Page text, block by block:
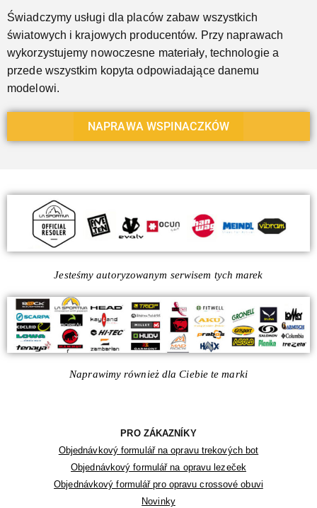
Świadczymy usługi dla placów zabaw wszystkich
światowych i krajowych producentów. Przy naprawach
wykorzystujemy nowoczesne materiały, technologie a
przede wszystkim kopyta odpowiadające danemu
modelowi.
NAPRAWA WSPINACZKÓW
Jesteśmy autoryzowanym serwisem tych marek
Naprawimy również dla Ciebie te marki
PRO ZÁKAZNÍKY
Objednávkový formulář na opravu trekových bot
Objednávkový formulář na opravu lezeček
Objednávkový formulář pro opravu crossové obuvi
Novinky